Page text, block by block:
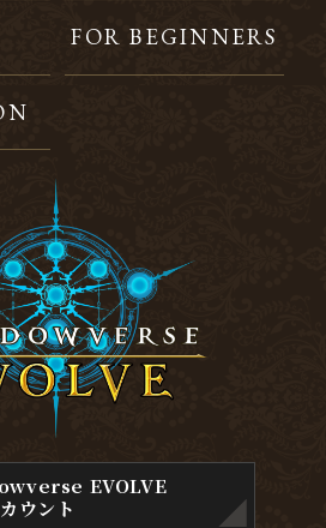
FOR BEGINNERS
EVOLVE
ウント